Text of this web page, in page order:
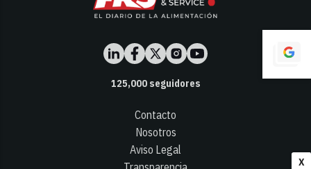
X
125,000seguidores
Contacto
Nosotros
Aviso Legal